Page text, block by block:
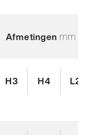
Afmetingen mm
H3 H4 L2